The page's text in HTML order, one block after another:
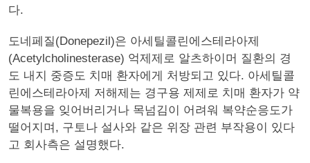
다.
도네페질(Donepezil)은 아세틸콜린에스테라아제
(Acetylcholinesterase) 억제제로 알츠하이머 질환의 경
도 내지 중증도 치매 환자에게 처방되고 있다. 아세틸콜
린에스테라아제 저해제는 경구용 제제로 치매 환자가 약
물복용을 잊어버리거나 목넘김이 어려워 복약순응도가
떨어지며, 구토나 설사와 같은 위장 관련 부작용이 있다
고 회사측은 설명했다.